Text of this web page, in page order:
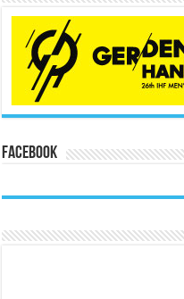
Facebook